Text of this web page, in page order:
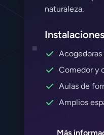
naturaleza.
Comedor y
Aulas de
Amplios
Más